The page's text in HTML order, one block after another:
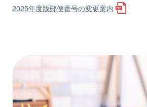
2025年度版郵便番号の変更案内